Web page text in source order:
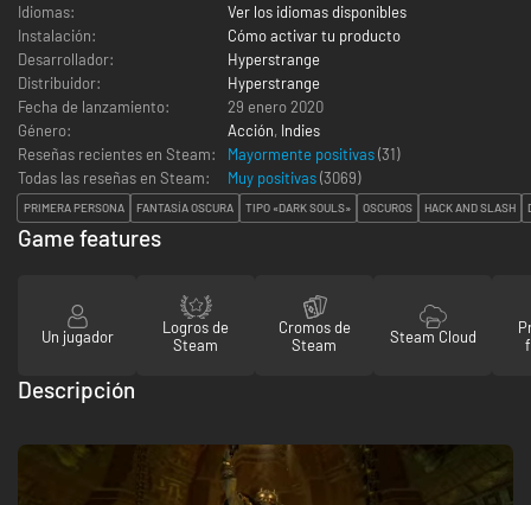
Idiomas:
Ver los idiomas disponibles
Instalación:
Cómo activar tu producto
Desarrollador:
Hyperstrange
Distribuidor:
Hyperstrange
Fecha de lanzamiento:
29 enero 2020
Género:
Acción, Indies
Reseñas recientes en Steam:
Mayormente positivas(31)
Todas las reseñas en Steam:
Muy positivas(3069)
PRIMERA PERSONA FANTASÍA OSCURA TIPO «DARK SOULS» OSCUROS HACK AND SLASH
Game features
Un jugador
Logros de
Steam
Cromos de
Steam
Steam Cloud
Descripción